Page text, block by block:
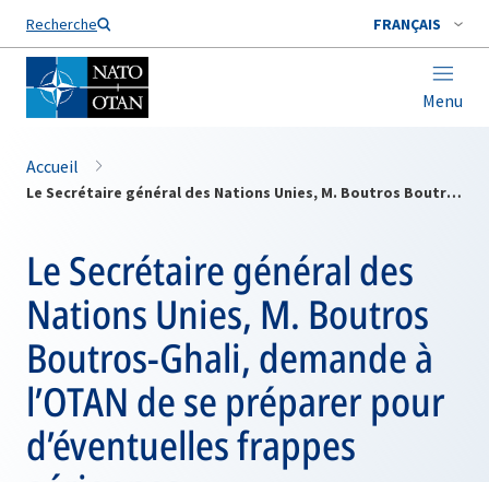
Recherche FRANÇAIS
Menu
Nom de famille*
Accueil
Le Secrétaire général des Nations Unies, M. Boutros Boutros-Ghali, demande à l’OTAN de se préparer pour d’éventuelles frappes aériennes
Le Secrétaire général des
Nations Unies, M. Boutros
Boutros-Ghali, demande à
l’OTAN de se préparer pour
d’éventuelles frappes